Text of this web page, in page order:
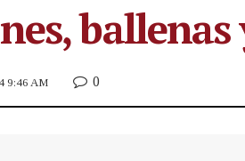
ballenas
9:46 AM 0